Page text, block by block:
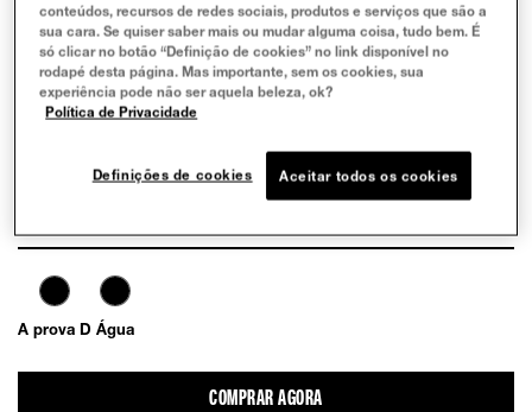
A prova D Água
EXPERIMENTE
COMPRAR AGORA
conteúdos, recursos de redes sociais, produtos e serviços que são a
sua cara. Se quiser saber mais ou mudar alguma coisa, tudo bem. É
só clicar no botão “Definição de cookies” no link disponível no
rodapé desta página. Mas importante, sem os cookies, sua
experiência pode não ser aquela beleza, ok?
Política de Privacidade
Definições de cookies Aceitar todos os cookies